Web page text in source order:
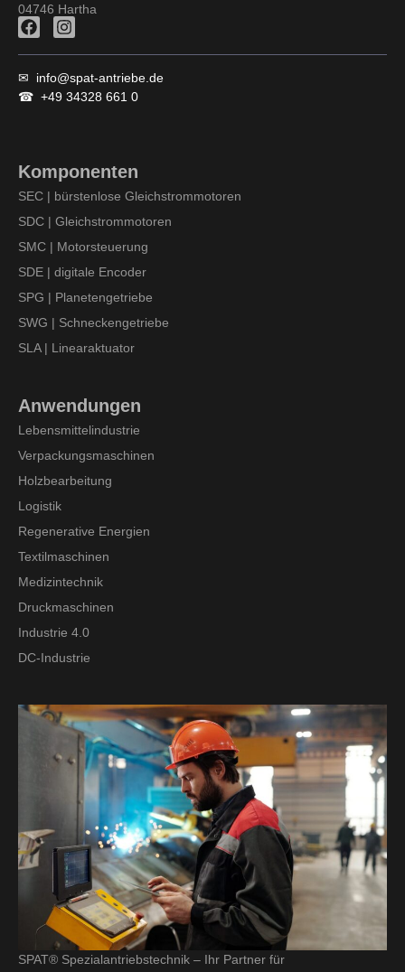
04746 Hartha
F
a
c
e
b
o
I
n
s
t
a
g
✉
info@spat-antriebe.de
☎ +49 34328 661 0
Komponenten
SEC | bürstenlose Gleichstrommotoren
SDC | Gleichstrommotoren
SMC | Motorsteuerung
SDE | digitale Encoder
SPG | Planetengetriebe
SWG | Schneckengetriebe
SLA | Linearaktuator
Anwendungen
Lebensmittelindustrie
Verpackungsmaschinen
Holzbearbeitung
Logistik
Regenerative Energien
Textilmaschinen
Medizintechnik
Druckmaschinen
Industrie 4.0
DC-Industrie
SPAT® Spezialantriebstechnik – Ihr Partner für